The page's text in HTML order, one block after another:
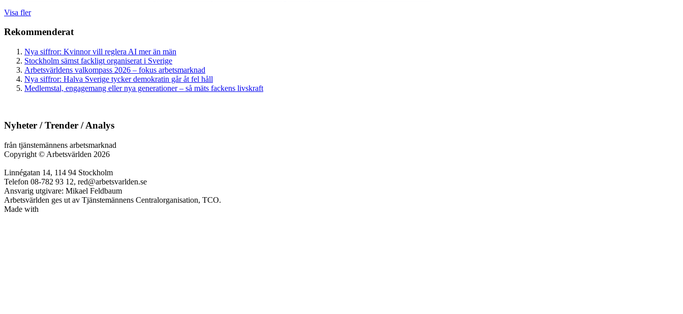
Visa fler
Rekommenderat
Nya siffror: Kvinnor vill reglera AI mer än män
Stockholm sämst fackligt organiserat i Sverige
Arbetsvärldens valkompass 2026 – fokus arbetsmarknad
Nya siffror: Halva Sverige tycker demokratin går åt fel håll
Medlemstal, engagemang eller nya generationer – så mäts fackens livskraft
Nyheter / Trender / Analys
från tjänstemännens arbetsmarknad
Copyright © Arbetsvärlden 2026
Linnégatan 14, 114 94 Stockholm
Telefon 08-782 93 12, red@arbetsvarlden.se
Ansvarig utgivare: Mikael Feldbaum
Arbetsvärlden ges ut av Tjänstemännens Centralorganisation, TCO.
Made with